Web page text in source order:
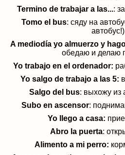
Termino de trabajar a las...:
Tomo el bus: сяду на
A mediodía yo almuerzo y
обедаю и делаю
Yo trabajo en el ordenador:
Yo salgo de trabajo a las 5:
Salgo del bus: выхожу из
Subo en ascensor:
Yo llego a casa:
Abro la puerta:
Alimento a mi perro: